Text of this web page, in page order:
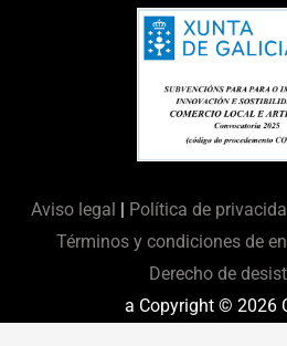
Aviso legal Política de
Términos y condiciones de
Derecho de
a Copyright © 2026